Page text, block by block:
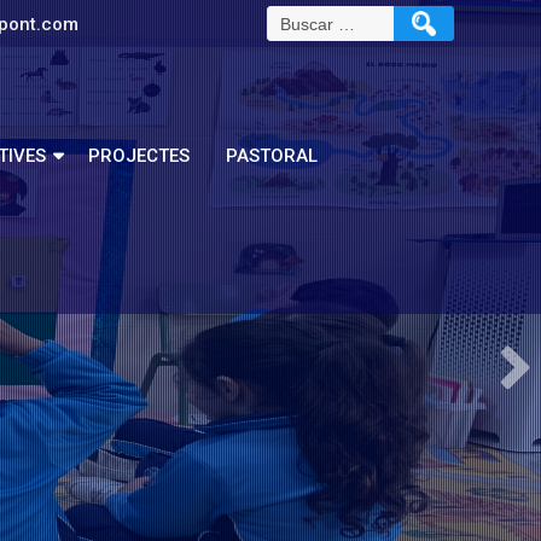
PROJECTES PASTORAL